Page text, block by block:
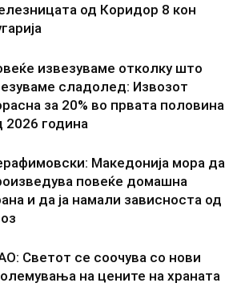
од Коридор 8 кон
извезуваме отколку што
сладолед: Извозот
за 20% во првата половина
2026 година
Македонија мора да
повеќе домашна
и да ја намали зависноста од
Светот се соочува со нови
на цените на храната